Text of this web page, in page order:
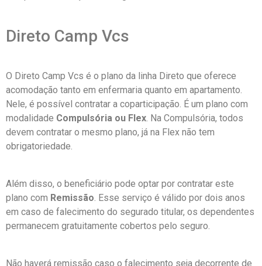
Direto Camp Vcs
O Direto Camp Vcs é o plano da linha Direto que oferece
acomodação tanto em enfermaria quanto em apartamento.
Nele, é possível contratar a coparticipação. É um plano com
modalidade Compulsória ou Flex . Na Compulsória, todos
devem contratar o mesmo plano, já na Flex não tem
obrigatoriedade.
Além disso, o beneficiário pode optar por contratar este
plano com Remissão . Esse serviço é válido por dois anos
em caso de falecimento do segurado titular, os dependentes
permanecem gratuitamente cobertos pelo seguro.
Não haverá remissão caso o falecimento seja decorrente de